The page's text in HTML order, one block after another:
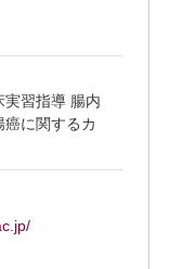
実習指導 腸内
に関するカ